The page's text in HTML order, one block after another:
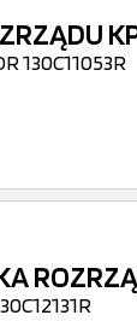
130C11053R